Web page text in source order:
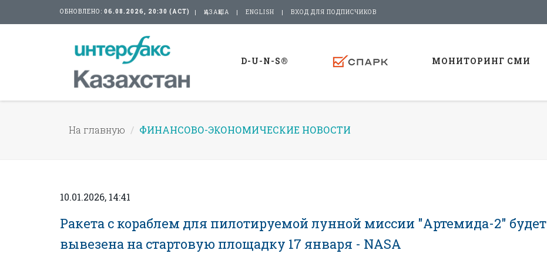
ОБНОВЛЕНО: 06.08.2026, 20:30 (АСТ) ҚАЗАҚША ENGLISH ВХОД ДЛЯ ПОДПИСЧИКОВ
D-U-N-S® МОНИТОРИНГ СМИ
На главную ФИНАНСОВО-ЭКОНОМИЧЕСКИЕ НОВОСТИ
10.01.2026, 14:41
Ракета с кораблем для пилотируемой лунной миссии "Артемида-2" будет
вывезена на стартовую площадку 17 января - NASA